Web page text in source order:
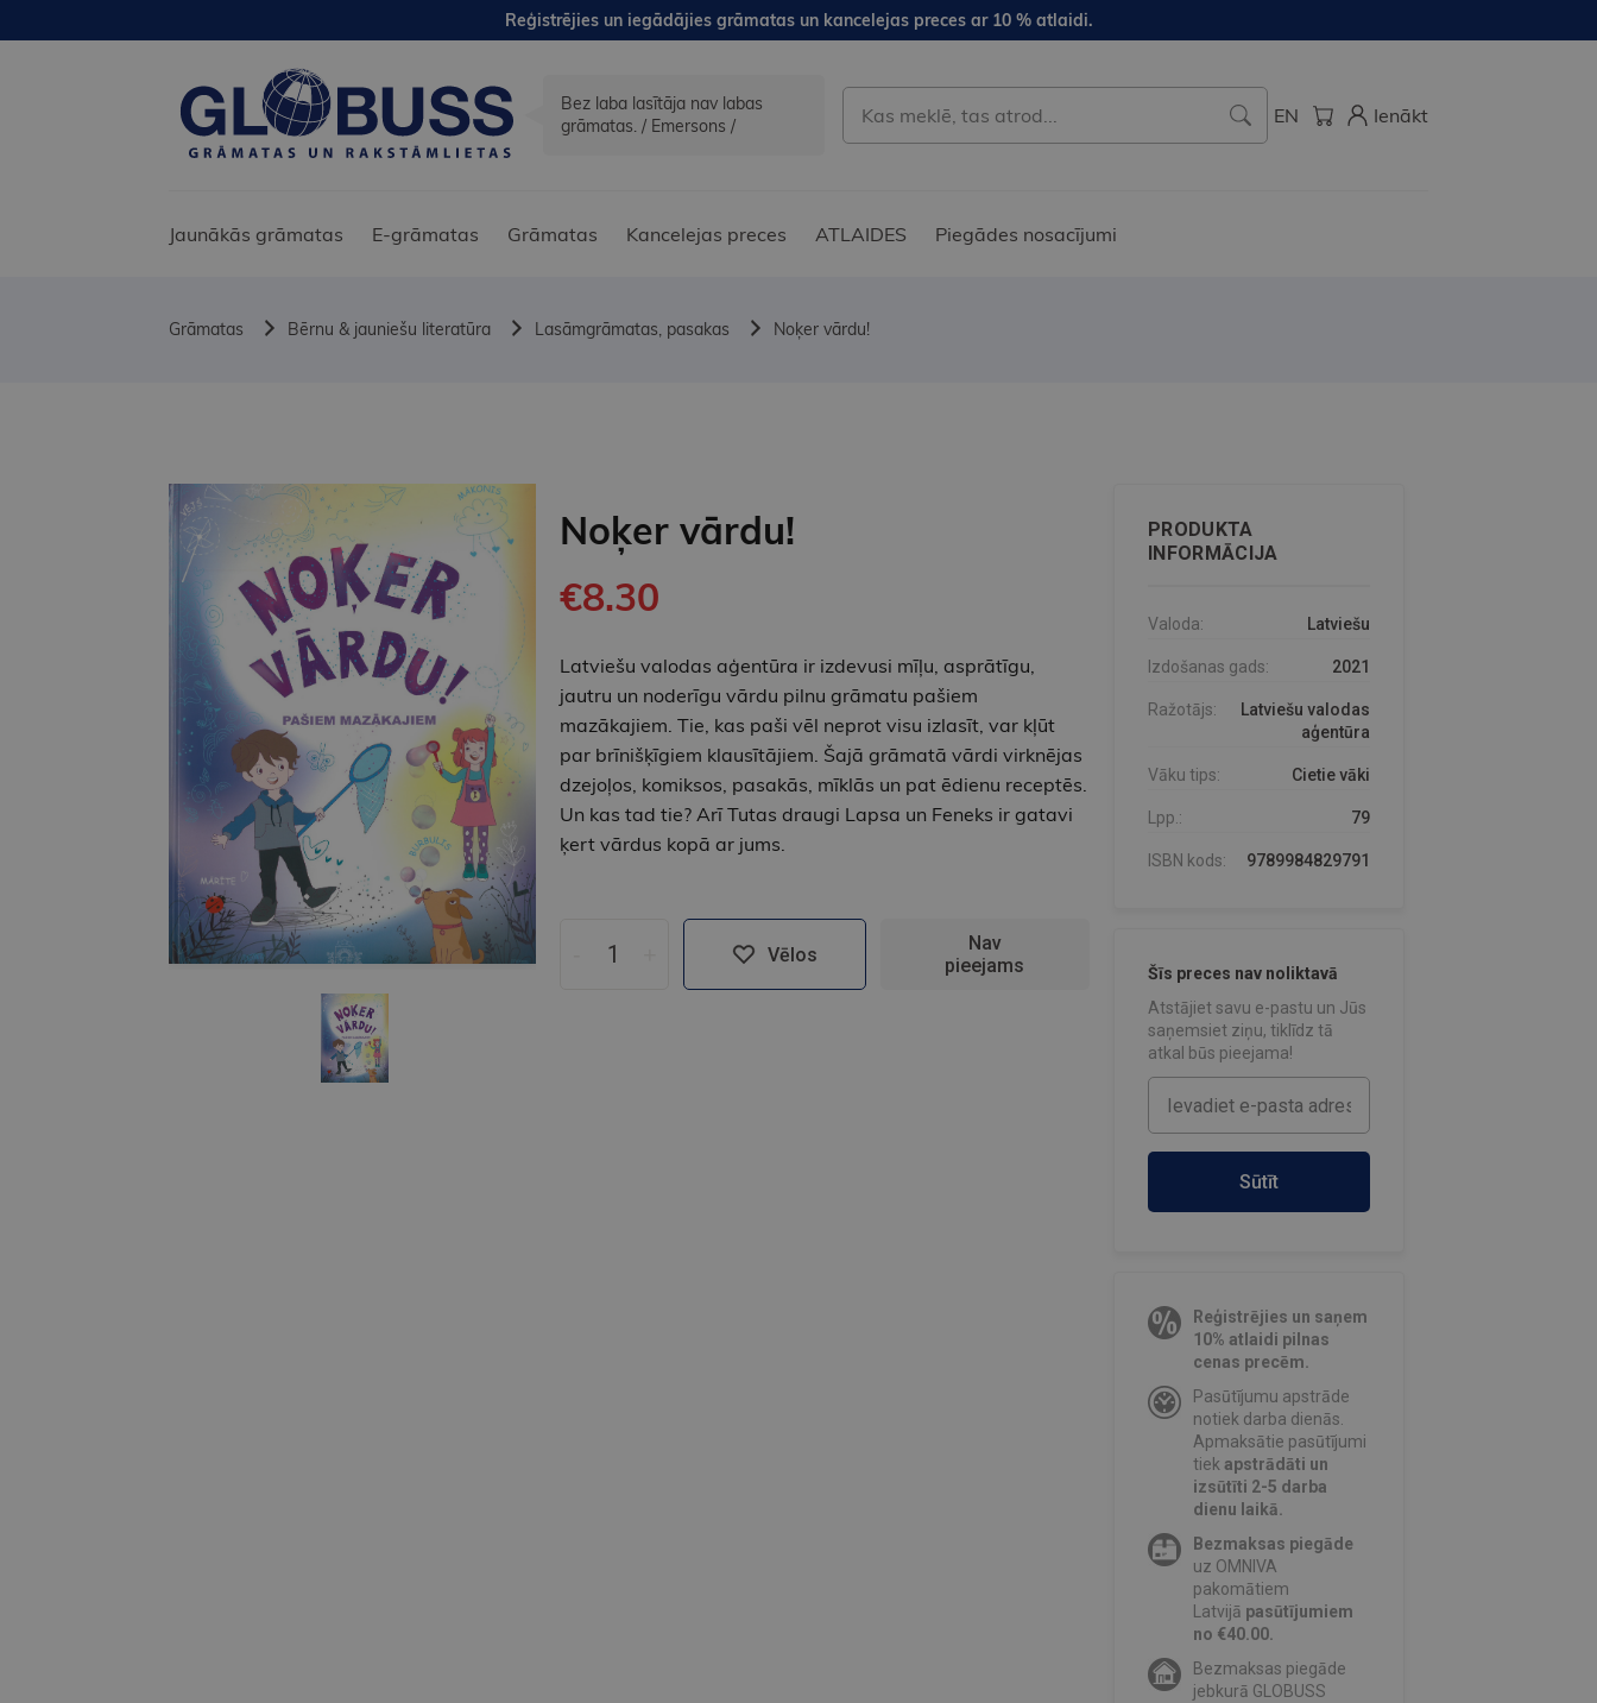
Reģistrējies un iegādājies grāmatas un kancelejas preces ar 10 % atlaidi.
Bez laba lasītāja nav labas
grāmatas. / Emersons /
EN Ienākt
Jaunākās grāmatas E-grāmatas Grāmatas Kancelejas preces ATLAIDES Piegādes nosacījumi
Grāmatas Bērnu & jauniešu literatūra Lasāmgrāmatas, pasakas Noķer vārdu!
Noķer vārdu!
€8.30
Latviešu valodas aģentūra ir izdevusi mīļu, asprātīgu,
jautru un noderīgu vārdu pilnu grāmatu pašiem
mazākajiem. Tie, kas paši vēl neprot visu izlasīt, var kļūt
par brīnišķīgiem klausītājiem. Šajā grāmatā vārdi virknējas
dzejoļos, komiksos, pasakās, mīklās un pat ēdienu receptēs.
Un kas tad tie? Arī Tutas draugi Lapsa un Feneks ir gatavi
ķert vārdus kopā ar jums.
Vēlos
Nav
pieejams
PRODUKTA
INFORMĀCIJA
Valoda: Latviešu
Izdošanas gads: 2021
Ražotājs:
Latviešu valodas
aģentūra
Vāku tips: Cietie vāki
Lpp.: 79
ISBN kods: 9789984829791
Šīs preces nav noliktavā
Atstājiet savu e-pastu un Jūs
saņemsiet ziņu, tiklīdz tā
atkal būs pieejama!
Sūtīt
Reģistrējies un saņem
10% atlaidi pilnas
cenas precēm.
Pasūtījumu apstrāde
notiek darba dienās.
Apmaksātie pasūtījumi
tiekapstrādāti un
izsūtīti 2-5 darba
dienu laikā.
Bezmaksas piegāde
uz OMNIVA
pakomātiem
Latvijā pasūtījumiem
no €40.00.
Bezmaksas piegāde
jebkurā GLOBUSS